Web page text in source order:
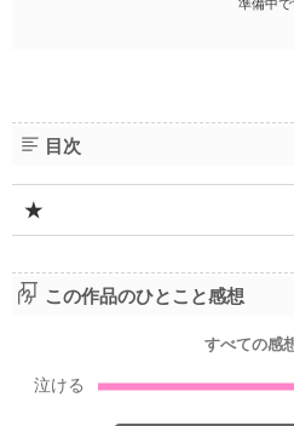
準備中で
目次
★
この作品のひとこと感想
すべての感